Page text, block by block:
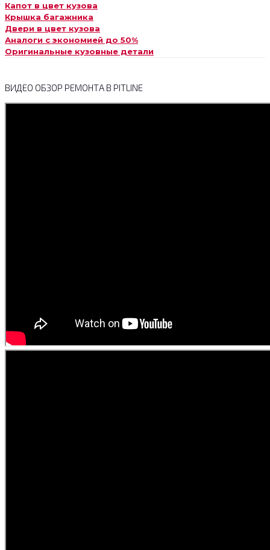
Капот в цвет кузова
Крышка багажника
Двери в цвет кузова
Аналоги с экономией до 50%
Оригинальные кузовные детали
ВИДЕО ОБЗОР РЕМОНТА В PITLINE